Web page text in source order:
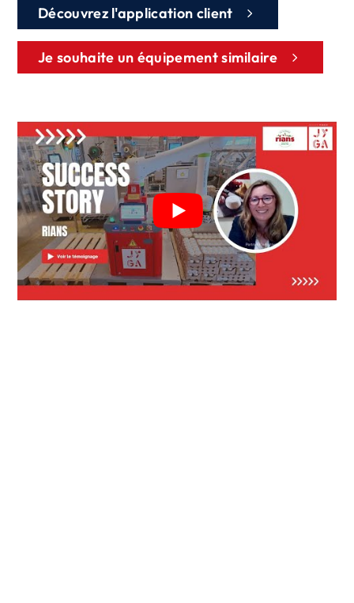
Découvrez l'application client
Je souhaite un équipement similaire